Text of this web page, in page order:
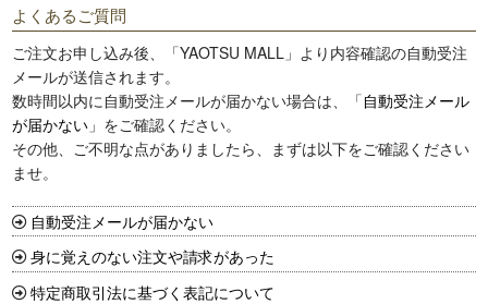
よくあるご質問
ご注文お申し込み後、「YAOTSU MALL」より内容確認の自動受注
メールが送信されます。
数時間以内に自動受注メールが届かない場合は、「自動受注メール
が届かない 」をご確認ください。
その他、ご不明な点がありましたら、まずは以下をご確認ください
ませ。
自動受注メールが届かない
身に覚えのない注文や請求があった
特定商取引法に基づく表記について